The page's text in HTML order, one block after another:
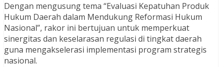
Dengan mengusung tema “Evaluasi Kepatuhan Produk
Hukum Daerah dalam Mendukung Reformasi Hukum
Nasional”, rakor ini bertujuan untuk memperkuat
sinergitas dan keselarasan regulasi di tingkat daerah
guna mengakselerasi implementasi program strategis
nasional.